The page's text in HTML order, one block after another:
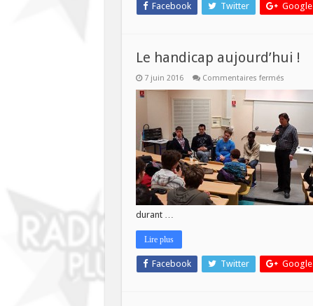
Facebook Twitter Google
Le handicap aujourd’hui !
7 juin 2016 Commentaires ferméssur
!
durant …
Lire plus
Facebook Twitter Google